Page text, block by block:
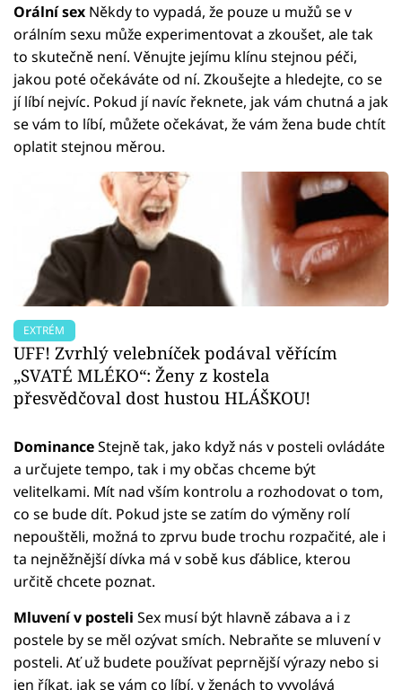
Orální sex Někdy to vypadá, že pouze u mužů se v
orálním sexu může experimentovat a zkoušet, ale tak
to skutečně není. Věnujte jejímu klínu stejnou péči,
jakou poté očekáváte od ní. Zkoušejte a hledejte, co se
jí líbí nejvíc. Pokud jí navíc řeknete, jak vám chutná a jak
se vám to líbí, můžete očekávat, že vám žena bude chtít
oplatit stejnou měrou.
EXTRÉM
UFF! Zvrhlý velebníček podával věřícím
„SVATÉ MLÉKO“: Ženy z kostela
přesvědčoval dost hustou HLÁŠKOU!
DominanceStejně tak, jako když nás v posteli ovládáte
a určujete tempo, tak i my občas chceme být
velitelkami. Mít nad vším kontrolu a rozhodovat o tom,
co se bude dít. Pokud jste se zatím do výměny rolí
nepouštěli, možná to zprvu bude trochu rozpačité, ale i
ta nejněžnější dívka má v sobě kus ďáblice, kterou
určitě chcete poznat.
Mluvení v posteli Sex musí být hlavně zábava a i z
postele by se měl ozývat smích. Nebraňte se mluvení v
posteli. Ať už budete používat peprnější výrazy nebo si
jen říkat, jak se vám co líbí, v ženách to vyvolává